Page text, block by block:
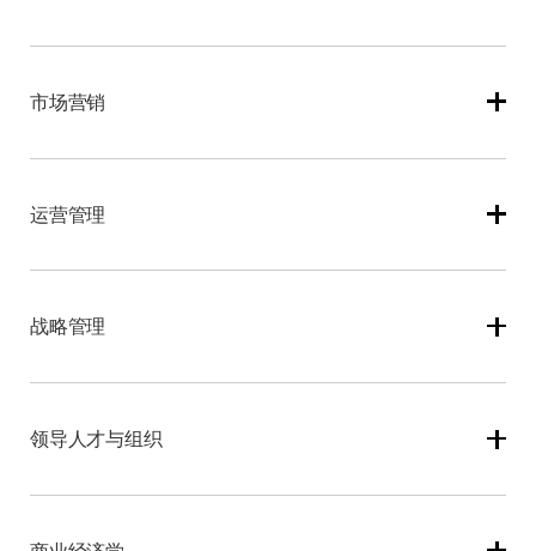
金在正确的时间、地点以恰当形式配置，您将掌握维系企
制财务报表、风险分析、融资方案制定及投资决策等实
标、可持续价值创造与责任投资理念将贯穿始终，业内专
洞见。
市场营销
费行为变迁、需求多元化、市场动态变化和全球竞争加剧
学习伦理营销、透明运营、客户互动及责任消费等受市场
略、渠道布局及沟通方式的奥秘。
运营管理
的前沿实践，重点培养能高效交付产品服务的运营流程设
管理复杂运营、项目及供应链以达成优质产出的方法，并
业案例分析和业界专家分享，您将学会在推动业务敏捷
营韧性。
战略管理
定位战略发展重点。课程将培养您在全球竞争格局下，以
治理机制的能力。资深从业者将分享商业、社会及国际战
领导人才与组织